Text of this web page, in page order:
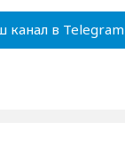
канал в Telegram